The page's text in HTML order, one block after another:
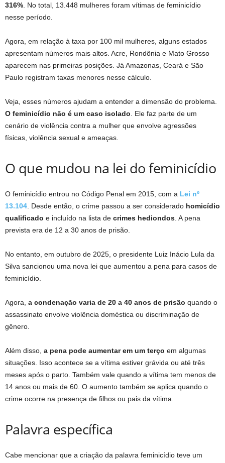
316%. No total, 13.448 mulheres foram vítimas de feminicídio
nesse período.
Agora, em relação à taxa por 100 mil mulheres, alguns estados
apresentam números mais altos. Acre, Rondônia e Mato Grosso
aparecem nas primeiras posições. Já Amazonas, Ceará e São
Paulo registram taxas menores nesse cálculo.
Veja, esses números ajudam a entender a dimensão do problema.
O feminicídio não é um caso isolado. Ele faz parte de um
cenário de violência contra a mulher que envolve agressões
físicas, violência sexual e ameaças.
O que mudou na lei do feminicídio
O feminicídio entrou no Código Penal em 2015, com a Lei nº
13.104. Desde então, o crime passou a ser considerado homicídio
qualificado e incluído na lista de crimes hediondos. A pena
prevista era de 12 a 30 anos de prisão.
No entanto, em outubro de 2025, o presidente Luiz Inácio Lula da
Silva sancionou uma nova lei que aumentou a pena para casos de
feminicídio.
Agora, a condenação varia de 20 a 40 anos de prisão quando o
assassinato envolve violência doméstica ou discriminação de
gênero.
Além disso, a pena pode aumentar em um terço em algumas
situações. Isso acontece se a vítima estiver grávida ou até três
meses após o parto. Também vale quando a vítima tem menos de
14 anos ou mais de 60. O aumento também se aplica quando o
crime ocorre na presença de filhos ou pais da vítima.
Palavra específica
Cabe mencionar que a criação da palavra feminicídio teve um